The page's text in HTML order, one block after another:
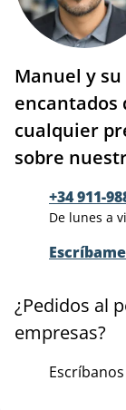
Manuel y
encantados
cualquier
sobre
+34 911-
De lunes a
¿Pedidos al
empresas?